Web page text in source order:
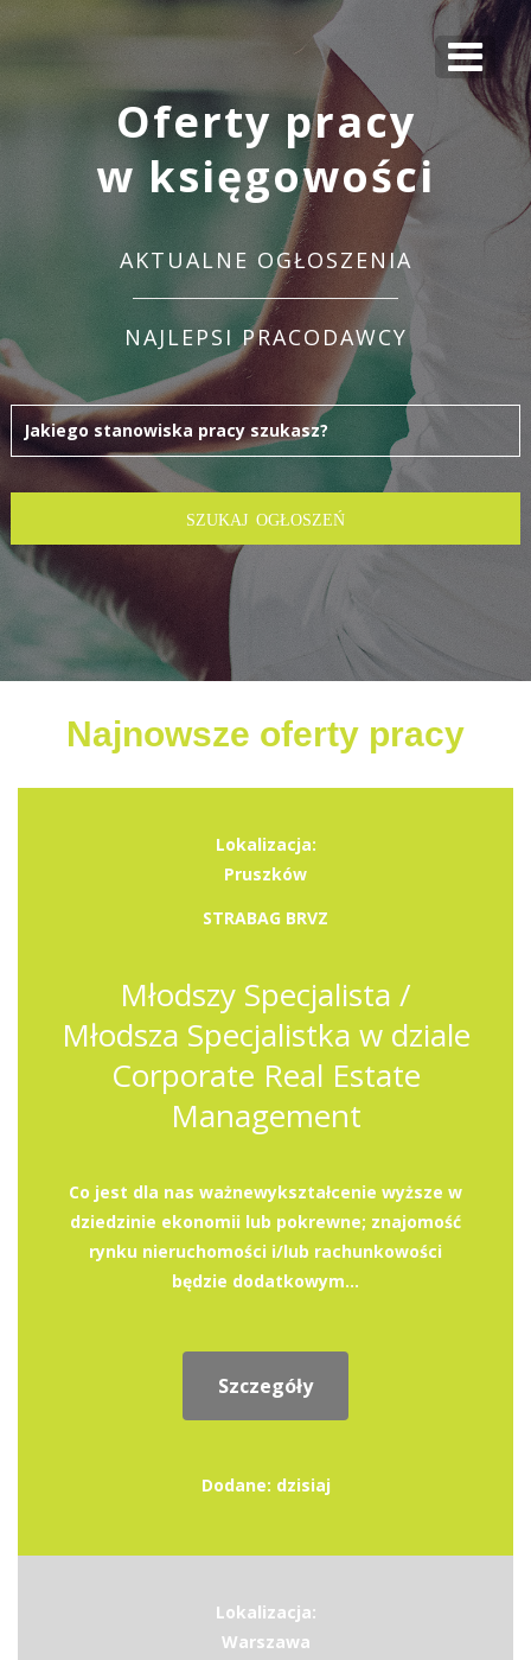
Oferty pracy
w księgowości
AKTUALNE OGŁOSZENIA
NAJLEPSI PRACODAWCY
Najnowsze oferty pracy
Lokalizacja:
Pruszków
STRABAG BRVZ
Młodszy Specjalista /
Młodsza Specjalistka w dziale
Corporate Real Estate
Management
Co jest dla nas ważnewykształcenie wyższe w
dziedzinie ekonomii lub pokrewne; znajomość
rynku nieruchomości i/lub rachunkowości
będzie dodatkowym...
Szczegóły
Dodane: dzisiaj
Lokalizacja:
Warszawa